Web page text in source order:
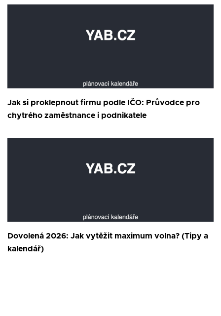
Jak si proklepnout firmu podle IČO: Průvodce pro
chytrého zaměstnance i podnikatele
Dovolená 2026: Jak vytěžit maximum volna? (Tipy a
kalendář)